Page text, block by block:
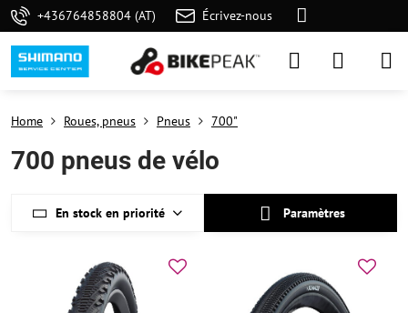
+436764858804 (AT) Écrivez-nous
Home Roues, pneus Pneus 700"
700 pneus de vélo
En stock en priorité Paramètres